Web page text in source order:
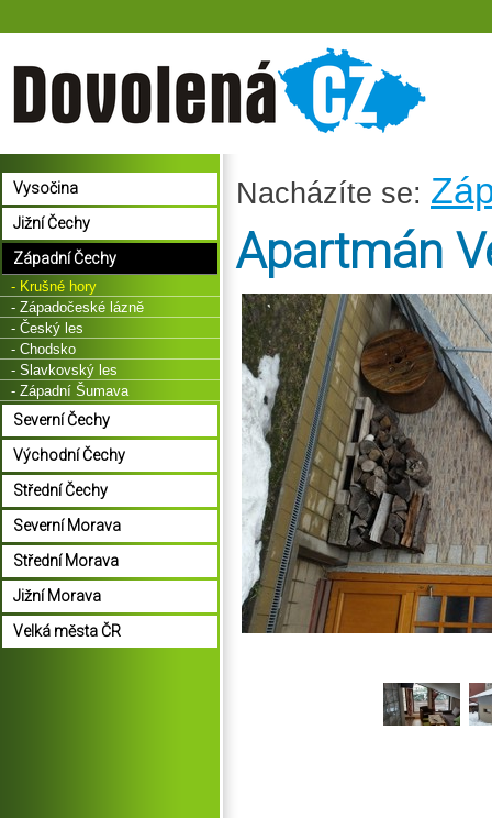
Nacházíte se:
Apartmán
Vysočina
Jižní Čechy
Západní Čechy
- Krušné hory
- Západočeské lázně
- Český les
- Chodsko
- Slavkovský les
- Západní Šumava
Severní Čechy
Východní Čechy
Střední Čechy
Severní Morava
Střední Morava
Jižní Morava
Velká města ČR